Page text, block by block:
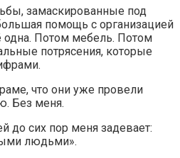
замаскированные под
помощь с организацией
Потом мебель. Потом
потрясения, которые
что они уже провели
Без меня.
до сих пор меня задевает:
людьми».